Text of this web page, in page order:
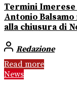
Termini
Antonio
alla chiusura di
Redazione
Read more
News